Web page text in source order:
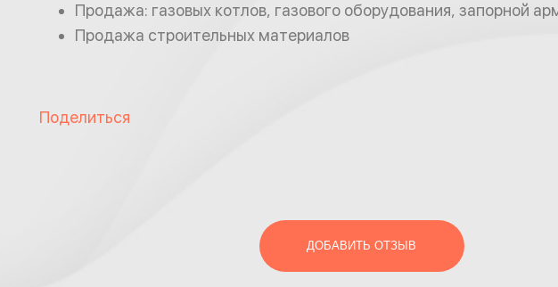
Продажа: газовых котлов, газового оборудования, запорной
Продажа строительных материалов
Поделиться
ДОБАВИТЬ ОТЗЫВ